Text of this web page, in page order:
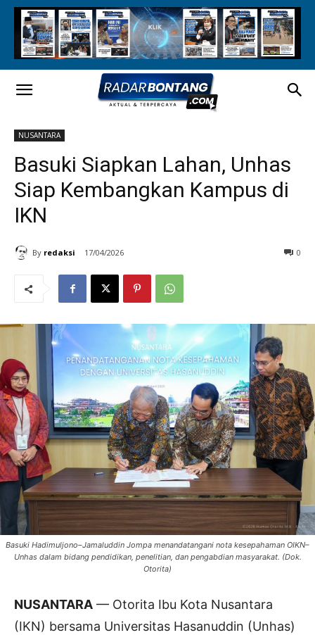
NUSANTARA
Basuki Siapkan Lahan, Unhas
Siap Kembangkan Kampus di
IKN
By redaksi 17/04/2026 0
Basuki Hadimuljono–Jamaluddin Jompa menandatangani nota kesepahaman OIKN–
Unhas dalam bidang pendidikan, penelitian, dan pengabdian masyarakat. (Dok.
Otorita)
NUSANTARA — Otorita Ibu Kota Nusantara
(IKN) bersama Universitas Hasanuddin (Unhas)